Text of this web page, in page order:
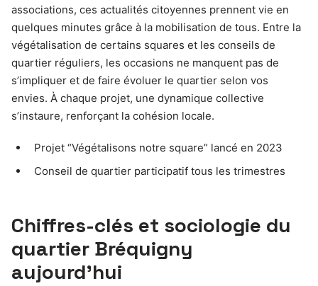
associations, ces actualités citoyennes prennent vie en
quelques minutes grâce à la mobilisation de tous. Entre la
végétalisation de certains squares et les conseils de
quartier réguliers, les occasions ne manquent pas de
s’impliquer et de faire évoluer le quartier selon vos
envies. À chaque projet, une dynamique collective
s’instaure, renforçant la cohésion locale.
Projet “Végétalisons notre square” lancé en 2023
Conseil de quartier participatif tous les trimestres
Chiffres-clés et sociologie du
quartier Bréquigny
aujourd’hui